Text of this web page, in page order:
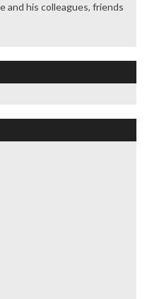
and his colleagues, friends